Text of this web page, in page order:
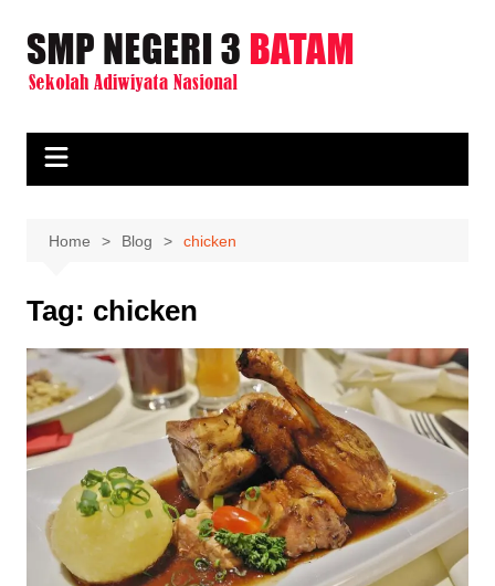
content
Home Blog chicken
Tag: chicken